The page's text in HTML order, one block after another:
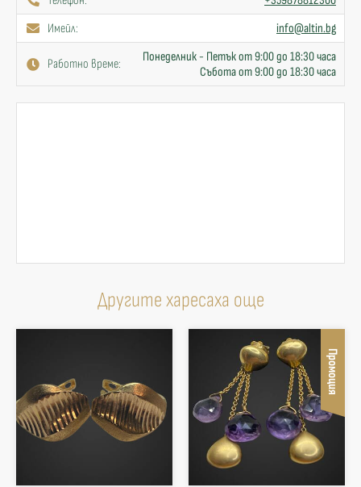
Имейл:
info@altin.bg
Работно време:
Понеделник - Петък от 9:00 до 18:30 часа
Събота от 9:00 до 18:30 часа
Другите харесаха още
Промоция